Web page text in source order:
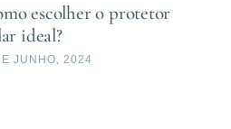
escolher o protetor
ideal?
JUNHO, 2024